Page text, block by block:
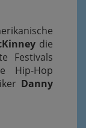
die
Festivals
Hip-Hop
Danny